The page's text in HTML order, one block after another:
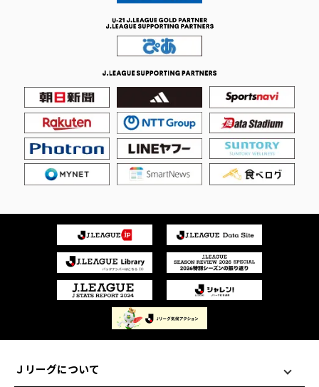
Ｊリーグについて